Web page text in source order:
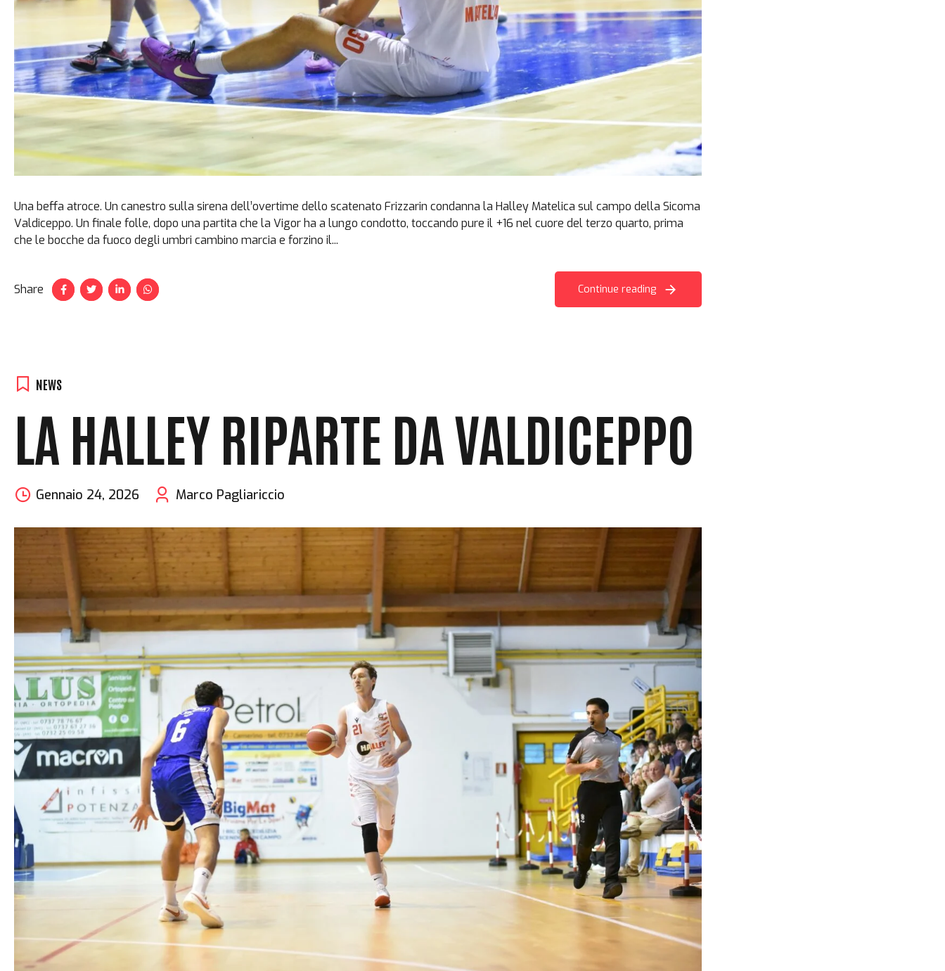
Una beffa atroce. Un canestro sulla sirena dell’overtime dello scatenato Frizzarin condanna la Halley Matelica sul campo della Sicoma
Valdiceppo. Un finale folle, dopo una partita che la Vigor ha a lungo condotto, toccando pure il +16 nel cuore del terzo quarto, prima
che le bocche da fuoco degli umbri cambino marcia e forzino il...
Share Continue reading
NEWS
LA HALLEY RIPARTE DA VALDICEPPO
Gennaio 24, 2026 Marco Pagliariccio